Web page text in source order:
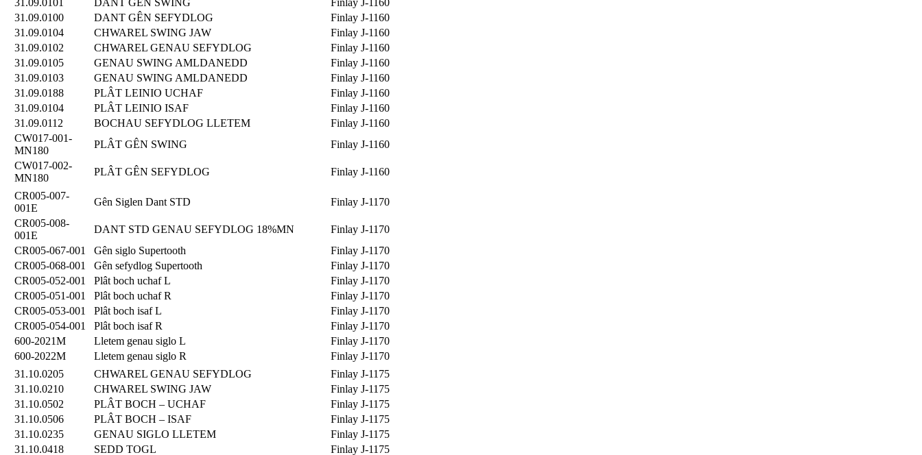
31.09.0100
DANT GÊN SEFYDLOG
Finlay J-1160
31.09.0104
CHWAREL SWING JAW
Finlay J-1160
31.09.0102
CHWAREL GENAU SEFYDLOG
Finlay J-1160
31.09.0105
GENAU SWING AMLDANEDD
Finlay J-1160
31.09.0103
GENAU SWING AMLDANEDD
Finlay J-1160
31.09.0188
PLÂT LEINIO UCHAF
Finlay J-1160
31.09.0104
PLÂT LEINIO ISAF
Finlay J-1160
31.09.0112
BOCHAU SEFYDLOG LLETEM
Finlay J-1160
CW017-001-
MN180
PLÂT GÊN SWING
Finlay J-1160
CW017-002-
MN180
PLÂT GÊN SEFYDLOG Finlay J-1160
CR005-007-
001E
Gên Siglen Dant STD
Finlay J-1170
CR005-008-
001E
DANT STD GENAU SEFYDLOG 18%MN
Finlay J-1170
CR005-067-001
Gên siglo Supertooth
Finlay J-1170
CR005-068-001
Gên sefydlog Supertooth
Finlay J-1170
CR005-052-001
Plât boch uchaf L
Finlay J-1170
CR005-051-001
Plât boch uchaf R
Finlay J-1170
CR005-053-001
Plât boch isaf L
Finlay J-1170
CR005-054-001
Plât boch isaf R
Finlay J-1170
600-2021M
Lletem genau siglo L
Finlay J-1170
600-2022M
Lletem genau siglo R
Finlay J-1170
31.10.0205
CHWAREL GENAU SEFYDLOG
Finlay J-1175
31.10.0210
CHWAREL SWING JAW
Finlay J-1175
31.10.0502
PLÂT BOCH – UCHAF
Finlay J-1175
31.10.0506
PLÂT BOCH – ISAF
Finlay J-1175
31.10.0235
GENAU SIGLO LLETEM
Finlay J-1175
31.10.0418
SEDD TOGL Finlay J-1175